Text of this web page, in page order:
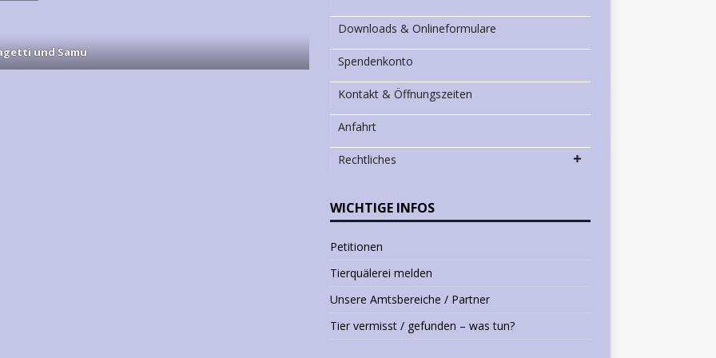
und Samu
Downloads & Onlineformulare
Spendenkonto
Kontakt & Öffnungszeiten
Anfahrt
Rechtliches
WICHTIGE INFOS
Petitionen
Tierquälerei melden
Unsere Amtsbereiche / Partner
Tier vermisst / gefunden – was tun?